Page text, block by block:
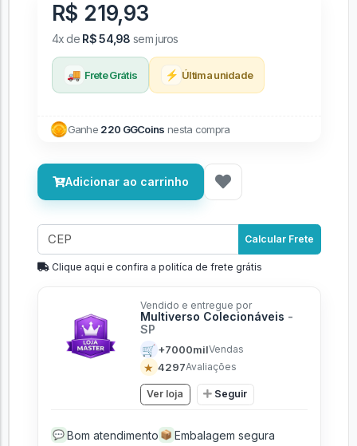
R$ 219,93
4x de R$ 54,98 sem juros
🚚 Frete Grátis ⚡ Última unidade
Ganhe 220 GGCoins nesta compra
Adicionar ao carrinho
Calcular Frete
Clique aqui e confira a politíca de frete grátis
Vendido e entregue por
Multiverso Colecionáveis -
SP
🛒 +7000milVendas
★ 4297Avaliações
Ver loja Seguir
💬 Bom atendimento 📦 Embalagem segura